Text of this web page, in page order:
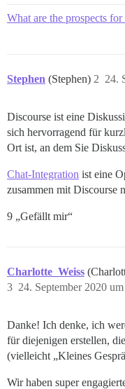
What are the prospects
Stephen (Stephen) 24.
2
Discourse ist eine
sich hervorragend für
Ort ist, an dem Sie
Chat-Integration ist eine
zusammen mit Discourse
9 „Gefällt mir“
Charlotte_Weiss
24. September 2020 um
3
Danke! Ich denke, ich
für diejenigen erstellen,
(vielleicht „Kleines
Wir haben super